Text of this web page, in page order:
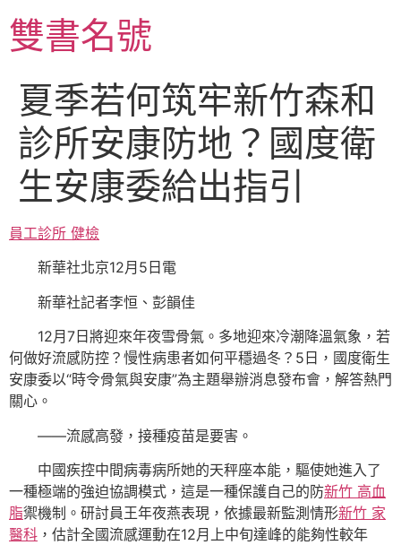
至
主雙書名號
夏季若何筑牢新竹森和
診所安康防地？國度衛
生安康委給出指引
員工診所 健檢
新華社北京12月5日電
新華社記者李恒、彭韻佳
12月7日將迎來年夜雪骨氣。多地迎來冷潮降溫氣象，若
何做好流感防控？慢性病患者如何平穩過冬？5日，國度衛生
安康委以“時令骨氣與安康”為主題舉辦消息發布會，解答熱門
關心。
——流感高發，接種疫苗是要害。
中國疾控中間病毒病所她的天秤座本能，驅使她進入了
一種極端的強迫協調模式，這是一種保護自己的防新竹 高血
脂禦機制。研討員王年夜燕表現，依據最新監測情形新竹 家
醫科 ，估計全國流感運動在12月上中旬達峰的能夠性較年